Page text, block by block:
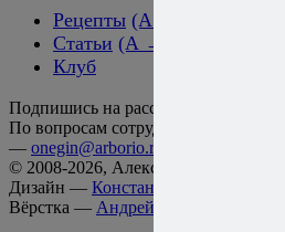
Рецепты (А → Я)
Статьи (А → Я)
Клуб
Подпишись на рассылку!
По вопросам сотрудничества и
— onegin@arborio.ru
© 2008-2026, Алексей Онегин
Дизайн — Константин Копачинский
Вёрстка — Андрей Тюрин